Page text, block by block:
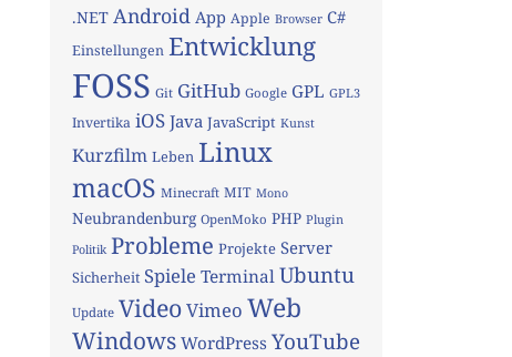
.NET Android App Apple Browser C#
Einstellungen Entwicklung
FOSS Git GitHub Google GPL GPL3
Invertika iOS Java JavaScript Kunst
Kurzfilm Leben Linux
macOS Minecraft MIT Mono
Neubrandenburg OpenMoko PHP Plugin
Politik Probleme Projekte Server
Sicherheit Spiele TerminalUbuntu
Update VideoVimeo Web
Windows WordPress YouTube